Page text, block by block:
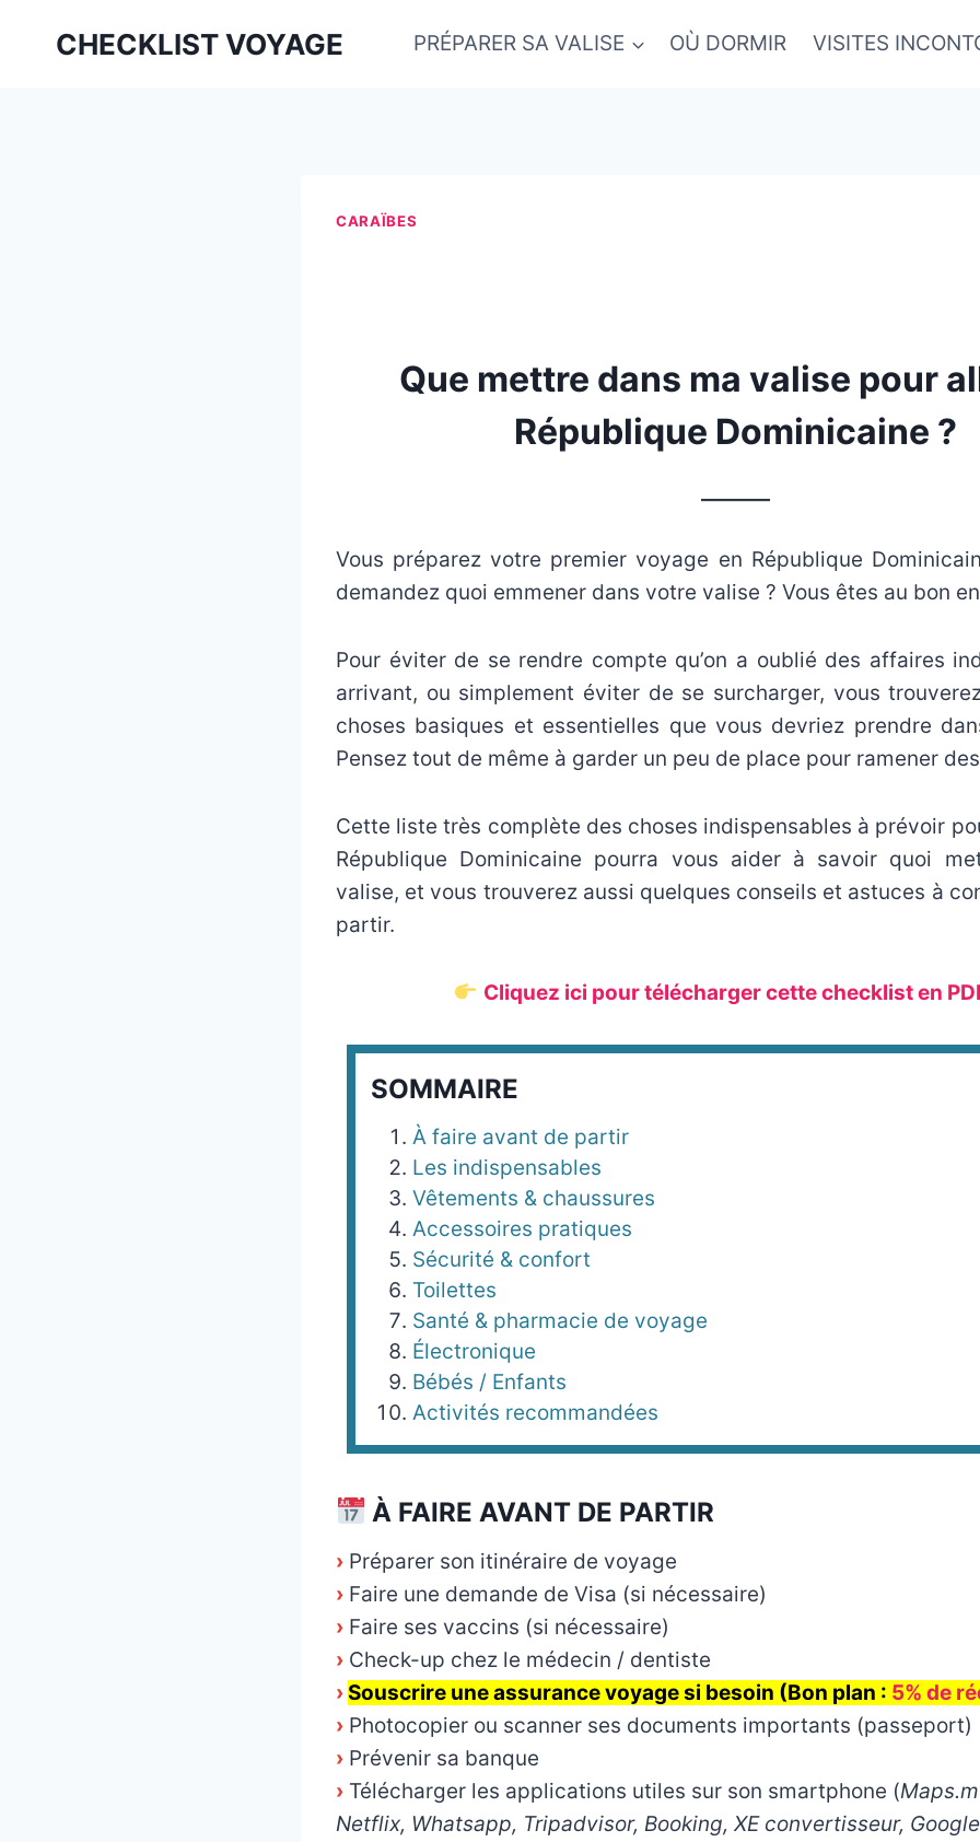
CHECKLIST VOYAGE PRÉPARER SA VALISE OÙ DORMIR VISITES
CARAÏBES
Que mettre dans ma valise pour
République Dominicaine ?
Vous préparez votre premier voyage en République
demandez quoi emmener dans votre valise ? Vous êtes au bon
Pour éviter de se rendre compte qu’on a oublié des affaires
arrivant, ou simplement éviter de se surcharger, vous
choses basiques et essentielles que vous devriez prendre
Pensez tout de même à garder un peu de place pour ramener
Cette liste très complète des choses indispensables à prévoir
République Dominicaine pourra vous aider à savoir quoi
valise, et vous trouverez aussi quelques conseils et astuces à
partir.
Cliquez ici pour télécharger cette checklist en
SOMMAIRE
À faire avant de partir
Les indispensables
Vêtements & chaussures
Accessoires pratiques
Sécurité & confort
Toilettes
Santé & pharmacie de voyage
Électronique
Bébés / Enfants
Activités recommandées
À FAIRE AVANT DE PARTIR
› Préparer son itinéraire de voyage
› Faire une demande de Visa (si nécessaire)
› Faire ses vaccins (si nécessaire)
› Check-up chez le médecin / dentiste
› Souscrire une assurance voyage si besoin (Bon plan : 5% de
› Photocopier ou scanner ses documents importants (passeport)
› Prévenir sa banque
› Télécharger les applications utiles sur son smartphone (
Netflix, Whatsapp, Tripadvisor, Booking, XE convertisseur,